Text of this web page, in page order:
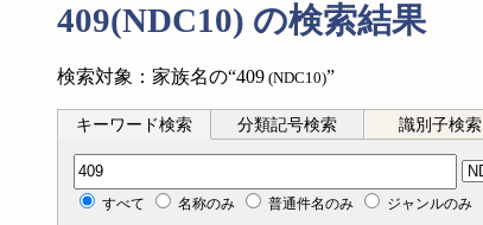
409(NDC10) の検索結果
検索対象：家族名の“409 (NDC10)”
キーワード検索 分類記号検索 識別子検索
分類記号検索
すべて 名称のみ 普通件名のみ ジャンルのみ